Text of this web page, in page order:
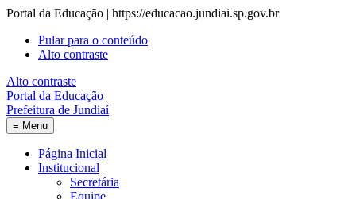
Portal da Educação | https://educacao.jundiai.sp.gov.br
Pular para o conteúdo
Alto contraste
Alto contraste
Portal da Educação
Prefeitura de Jundiaí
≡ Menu
Página Inicial
Institucional
Secretária
Equipe